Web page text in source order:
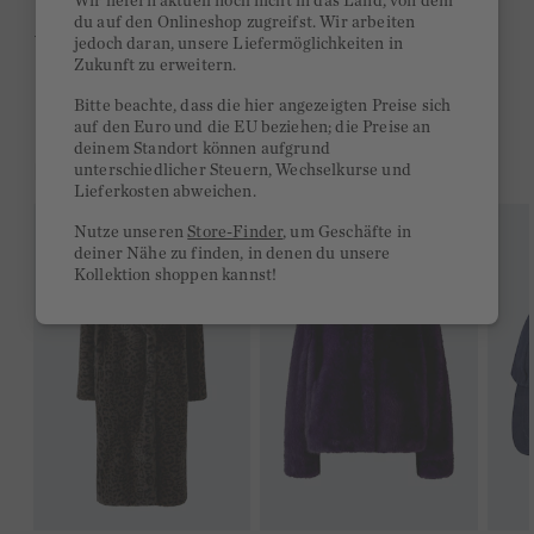
Ab 300€ versandkostenfrei
DAS KÖNNTE DIR GEFALLEN
du auf den Onlineshop zugreifst. Wir arbeiten
jedoch daran, unsere Liefermöglichkeiten in
Zukunft zu erweitern.
Bitte beachte, dass die hier angezeigten Preise sich
auf den Euro und die EU beziehen; die Preise an
deinem Standort können aufgrund
unterschiedlicher Steuern, Wechselkurse und
Lieferkosten abweichen.
Nutze unserenStore-Finder, um Geschäfte in
deiner Nähe zu finden, in denen du unsere
Kollektion shoppen kannst!